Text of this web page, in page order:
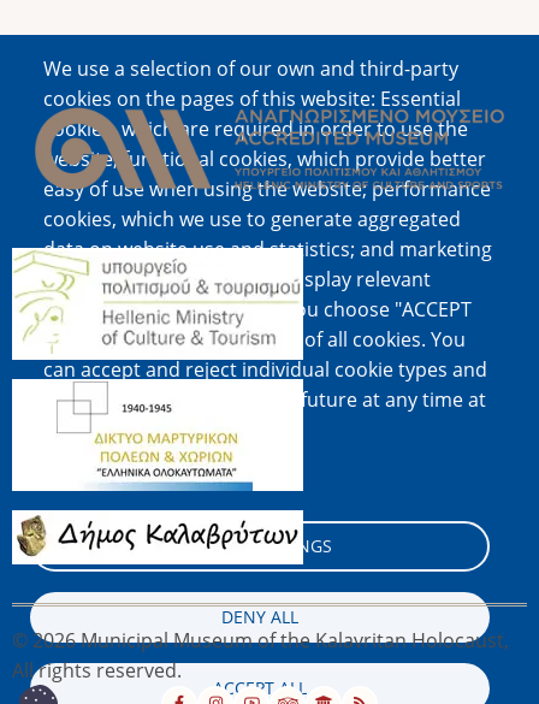
We use a selection of our own and third-party
cookies on the pages of this website: Essential
cookies, which are required in order to use the
website; functional cookies, which provide better
easy of use when using the website; performance
cookies, which we use to generate aggregated
data on website use and statistics; and marketing
cookies, which are used to display relevant
content and advertising. If you choose "ACCEPT
ALL", you consent to the use of all cookies. You
can accept and reject individual cookie types and
revoke your consent for the future at any time at
"Settings".
Cookie documentation
COOKIE SETTINGS
DENY ALL
ACCEPT ALL
Image
Image
Image
Image
© 2026 Municipal Museum of the Kalavritan Holocaust,
All rights reserved.